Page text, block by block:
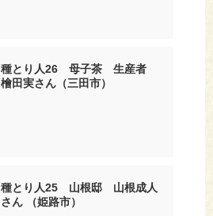
種とり人26 母子茶 生産者
檜田実さん（三田市）
種とり人25 山根邸 山根成人
さん （姫路市）